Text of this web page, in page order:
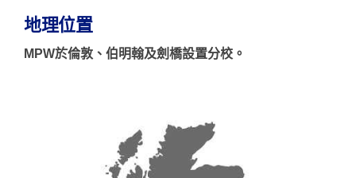
地理位置
MPW於倫敦、伯明翰及劍橋設置分校。